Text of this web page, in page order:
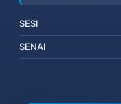
SESI
SENAI